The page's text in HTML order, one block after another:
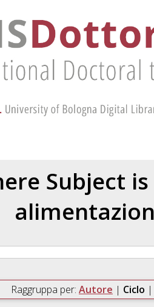
Subject
Raggruppa per: Autore | Ciclo |